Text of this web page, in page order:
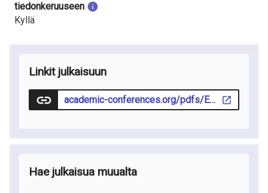
tiedonkeruuseen
Kyllä
Linkit julkaisuun
academic-conferences.org/pdfs/ECKM_2012-Abstract-booklet.pdf
Hae julkaisua muualta